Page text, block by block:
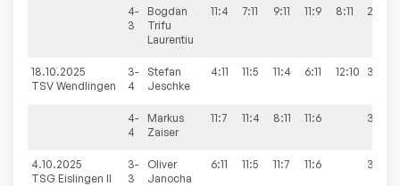
4-
3
Bogdan
Trifu
Laurentiu
11:4 7:11 9:11 11:9 8:11 2:3
18.10.2025
TSV Wendlingen
3-
4
Stefan
Jeschke
4:11 11:5 11:4 6:11 12:10 3:2
4-
4
Markus
Zaiser
11:7 11:4 8:11 11:6 3:1
4.10.2025
TSG Eislingen II
3-
3
Oliver
Janocha
6:11 11:5 11:7 11:6 3:1